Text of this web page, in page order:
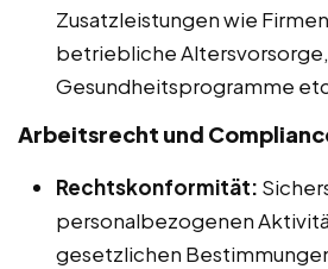
Zusatzleistungen wie
betriebliche Altersvorsorge,
Gesundheitsprogramme
Arbeitsrecht und
Rechtskonformität:
personalbezogenen
gesetzlichen